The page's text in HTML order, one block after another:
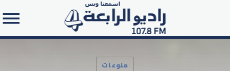
منوعات